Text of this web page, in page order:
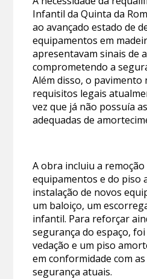
Infantil da Quinta da
ao avançado estado de
equipamentos em
apresentavam sinais de
comprometendo a
Além disso, o pavimento
requisitos legais
vez que já não possuía
adequadas de
A obra incluiu a
equipamentos e do piso
instalação de novos
um baloiço, um
infantil. Para reforçar
segurança do espaço,
vedação e um piso
em conformidade com
segurança atuais.